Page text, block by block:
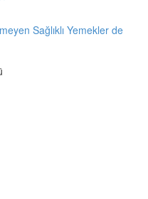
Sağlıklı Yemekler de